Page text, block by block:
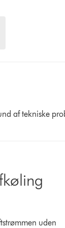
af tekniske
uden